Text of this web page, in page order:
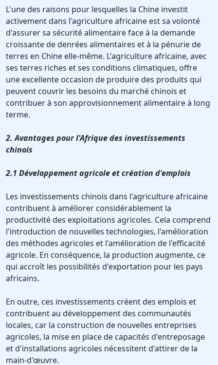
L'une des raisons pour lesquelles la Chine investit
activement dans l'agriculture africaine est sa volonté
d'assurer sa sécurité alimentaire face à la demande
croissante de denrées alimentaires et à la pénurie de
terres en Chine elle-même. L'agriculture africaine, avec
ses terres riches et ses conditions climatiques, offre
une excellente occasion de produire des produits qui
peuvent couvrir les besoins du marché chinois et
contribuer à son approvisionnement alimentaire à long
terme.
2. Avantages pour l'Afrique des investissements
chinois
2.1 Développement agricole et création d'emplois
Les investissements chinois dans l'agriculture africaine
contribuent à améliorer considérablement la
productivité des exploitations agricoles. Cela comprend
l'introduction de nouvelles technologies, l'amélioration
des méthodes agricoles et l'amélioration de l'efficacité
agricole. En conséquence, la production augmente, ce
qui accroît les possibilités d'exportation pour les pays
africains.
En outre, ces investissements créent des emplois et
contribuent au développement des communautés
locales, car la construction de nouvelles entreprises
agricoles, la mise en place de capacités d'entreposage
et d'installations agricoles nécessitent d'attirer de la
main-d'œuvre.